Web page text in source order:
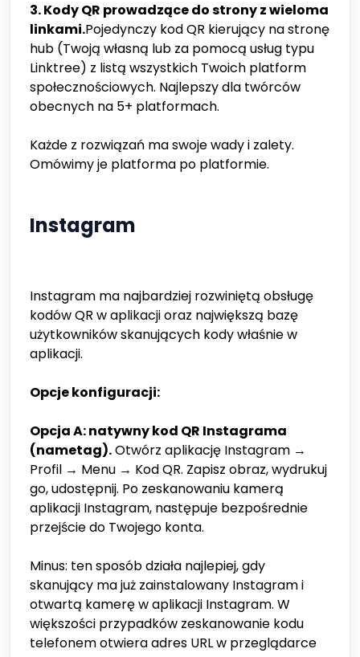
3. Kody QR prowadzące do strony z wieloma
linkami.Pojedynczy kod QR kierujący na stronę
hub (Twoją własną lub za pomocą usług typu
Linktree) z listą wszystkich Twoich platform
społecznościowych. Najlepszy dla twórców
obecnych na 5+ platformach.
Każde z rozwiązań ma swoje wady i zalety.
Omówimy je platforma po platformie.
Instagram
Instagram ma najbardziej rozwiniętą obsługę
kodów QR w aplikacji oraz największą bazę
użytkowników skanujących kody właśnie w
aplikacji.
Opcje konfiguracji:
Opcja A: natywny kod QR Instagrama
(nametag).Otwórz aplikację Instagram →
Profil → Menu → Kod QR. Zapisz obraz, wydrukuj
go, udostępnij. Po zeskanowaniu kamerą
aplikacji Instagram, następuje bezpośrednie
przejście do Twojego konta.
Minus: ten sposób działa najlepiej, gdy
skanujący ma już zainstalowany Instagram i
otwartą kamerę w aplikacji Instagram. W
większości przypadków zeskanowanie kodu
telefonem otwiera adres URL w przeglądarce